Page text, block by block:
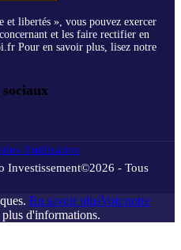
libertés », vous pouvez exercer
et les faire rectifier en
Pour en savoir plus, lisez notre
d'utilisation
Investissement©2026 - Tous
En savoir plusVoir notre
d'informations.